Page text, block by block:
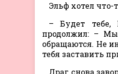
Эльф хотел что-
– Будет тебе,
продолжил: –
обращаются. Не
тебя заставить
Драг снова